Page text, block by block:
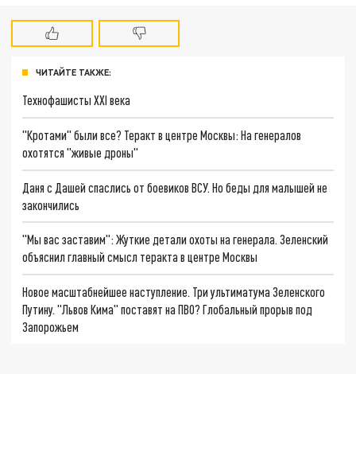
ЧИТАЙТЕ ТАКЖЕ:
Технофашисты XXI века
"Кротами" были все? Теракт в центре Москвы: На генералов
охотятся "живые дроны"
Даня с Дашей спаслись от боевиков ВСУ. Но беды для малышей не
закончились
"Мы вас заставим": Жуткие детали охоты на генерала. Зеленский
объяснил главный смысл теракта в центре Москвы
Новое масштабнейшее наступление. Три ультиматума Зеленского
Путину. "Львов Кима" поставят на ПВО? Глобальный прорыв под
Запорожьем